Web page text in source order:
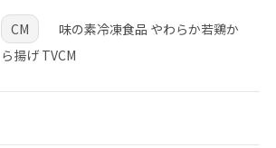
CM
味の素冷凍食品 やわらか若鶏か
ら揚げ TVCM